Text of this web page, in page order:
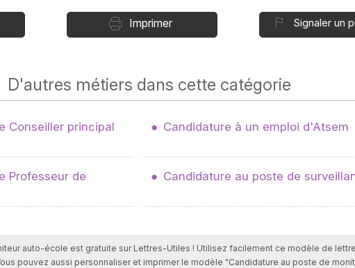
Imprimer Signaler un
D'autres métiers dans cette catégorie
Conseiller principal
Candidature à un emploi d'Atsem
Professeur de
Candidature au poste de
auto-école est gratuite sur Lettres-Utiles ! Utilisez facilement ce modèle de
pouvez aussi personnaliser et imprimer le modèle "Candidature au poste de